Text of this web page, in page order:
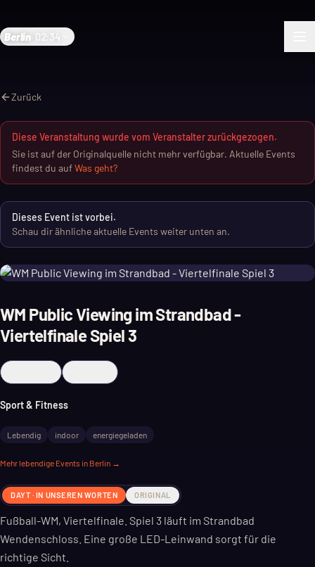
Berlin 02:34
Zurück
Diese Veranstaltung wurde vom Veranstalter zurückgezogen.
Sie ist auf der Originalquelle nicht mehr verfügbar. Aktuelle Events
findest du aufWas geht?
Dieses Event ist vorbei.
Schau dir ähnliche aktuelle Events weiter unten an.
WM Public Viewing im Strandbad -
Viertelfinale Spiel 3
Sport & Fitness
Lebendig indoor energiegeladen
Mehr lebendige Events in Berlin →
DAYT · IN UNSEREN WORTEN ORIGINAL
Fußball-WM, Viertelfinale. Spiel 3 läuft im Strandbad
Wendenschloss. Eine große LED-Leinwand sorgt für die
richtige Sicht.